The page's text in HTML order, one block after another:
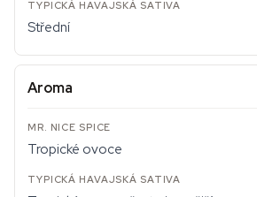
Střední
Aroma
Tropické ovoce